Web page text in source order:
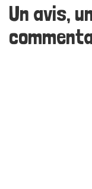
Un avis,